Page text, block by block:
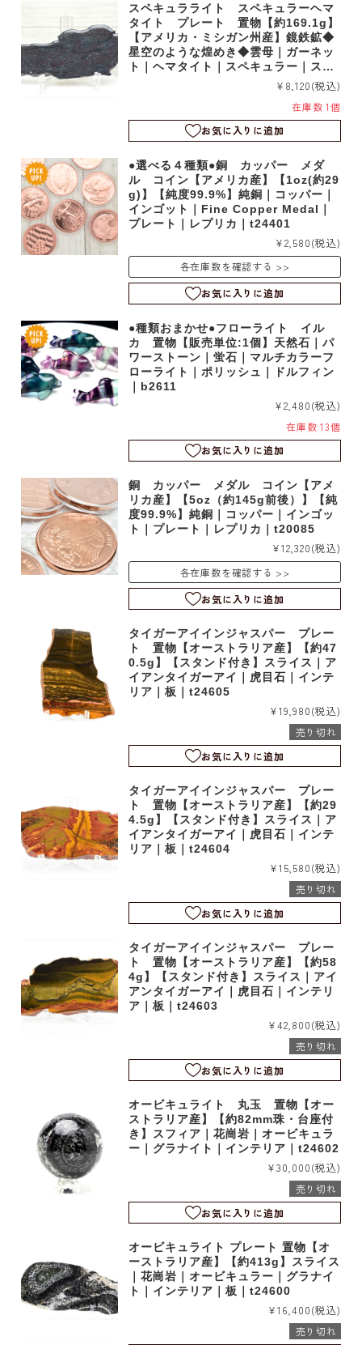
スペキュラライト スペキュラーヘマ
タイト プレート 置物【約169.1g】
【アメリカ・ミシガン州産】鏡鉄鉱◆
星空のような煌めき◆雲母｜ガーネッ
ト｜ヘマタイト｜スペキュラー｜スラ
¥8,120(税込)
在庫数 1個
お気に入りに追加
●選べる４種類●銅 カッパー メダ
ル コイン【アメリカ産】【1oz(約29
g)】【純度99.9%】純銅｜コッパー｜
インゴット｜Fine Copper Medal｜
プレート｜レプリカ｜t24401
¥2,580(税込)
各在庫数を確認する
お気に入りに追加
●種類おまかせ●フローライト イル
カ 置物【販売単位:1個】天然石｜パ
ワーストーン｜蛍石｜マルチカラーフ
ローライト｜ポリッシュ｜ドルフィン
｜b2611
¥2,480(税込)
在庫数 13個
お気に入りに追加
銅 カッパー メダル コイン【アメ
リカ産】【5oz（約145g前後）】【純
度99.9%】純銅｜コッパー｜インゴッ
ト｜プレート｜レプリカ｜t20085
¥12,320(税込)
各在庫数を確認する
お気に入りに追加
タイガーアイインジャスパー プレー
ト 置物【オーストラリア産】【約47
0.5g】【スタンド付き】スライス｜ア
イアンタイガーアイ｜虎目石｜インテ
リア｜板｜t24605
¥19,980(税込)
売り切れ
お気に入りに追加
タイガーアイインジャスパー プレー
ト 置物【オーストラリア産】【約29
4.5g】【スタンド付き】スライス｜ア
イアンタイガーアイ｜虎目石｜インテ
リア｜板｜t24604
¥15,580(税込)
売り切れ
お気に入りに追加
タイガーアイインジャスパー プレー
ト 置物【オーストラリア産】【約58
4g】【スタンド付き】スライス｜アイ
アンタイガーアイ｜虎目石｜インテリ
ア｜板｜t24603
¥42,800(税込)
売り切れ
お気に入りに追加
オービキュライト 丸玉 置物【オー
ストラリア産】【約82mm珠・台座付
き】スフィア｜花崗岩｜オービキュラ
ー｜グラナイト｜インテリア｜t24602
¥30,000(税込)
売り切れ
お気に入りに追加
オービキュライト プレート 置物【オ
ーストラリア産】【約413g】スライス
｜花崗岩｜オービキュラー｜グラナイ
ト｜インテリア｜板｜t24600
¥16,400(税込)
売り切れ